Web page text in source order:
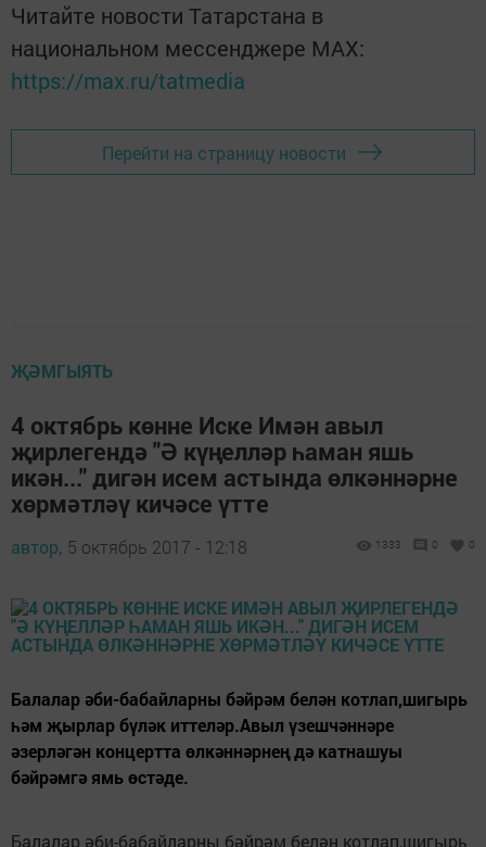
Читайте новости Татарстана в
национальном мессенджере MАХ:
https://max.ru/tatmedia
Перейти на страницу новости
ҖӘМГЫЯТЬ
4 октябрь көнне Иске Имән авыл
җирлегендә "Ә күңелләр һаман яшь
икән..." дигән исем астында өлкәннәрне
хөрмәтләү кичәсе үтте
автор, 5 октябрь 2017 - 12:18 1333 0 0
Балалар әби-бабайларны бәйрәм белән котлап,шигырь
һәм җырлар бүләк иттеләр.Авыл үзешчәннәре
әзерләгән концертта өлкәннәрнең дә катнашуы
бәйрәмгә ямь өстәде.
Балалар әби-бабайларны бәйрәм белән котлап,шигырь